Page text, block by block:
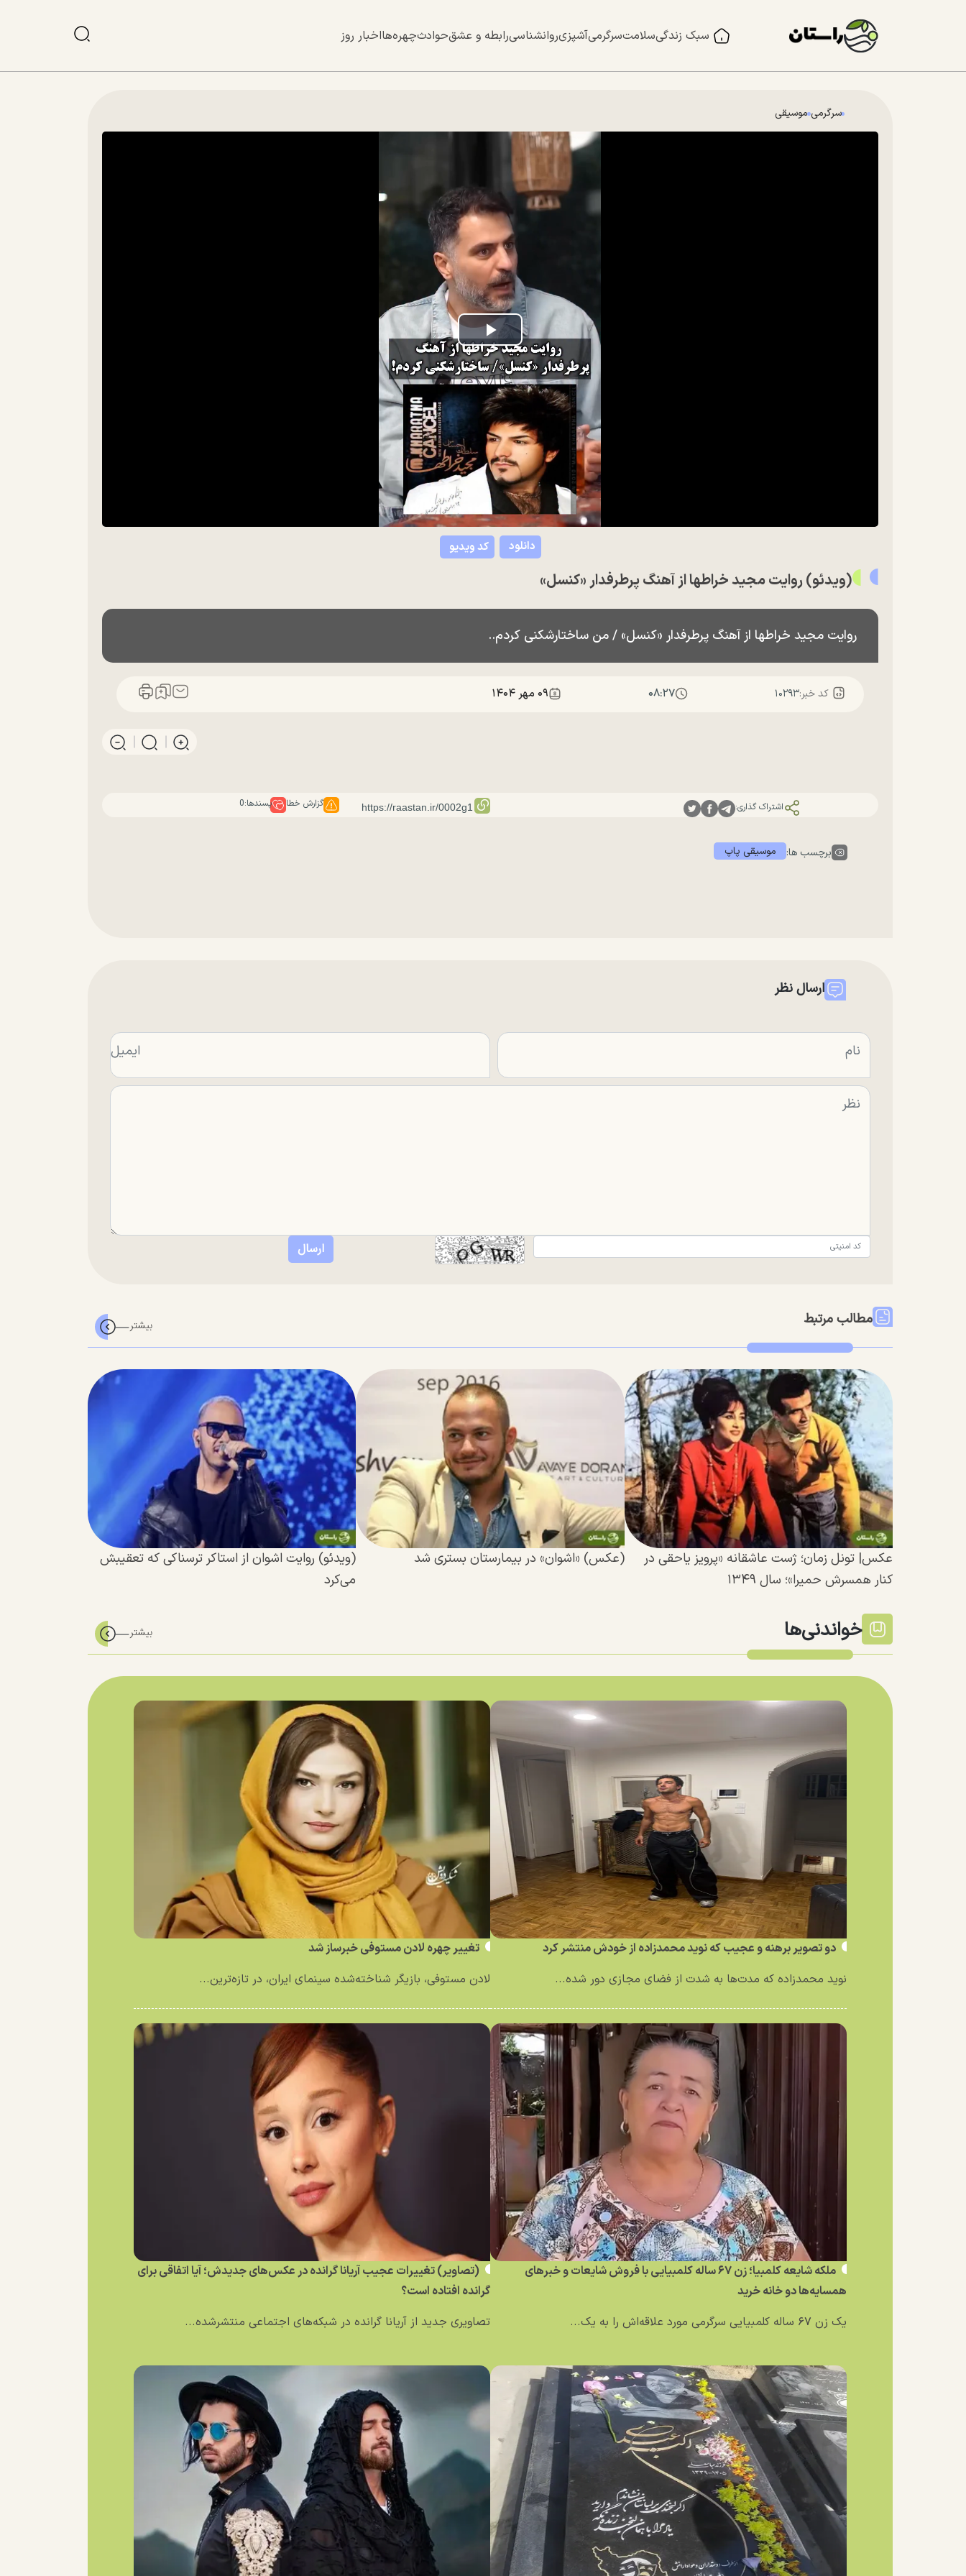
سبک زندگیسلامتسرگرمیآشپزیروانشناسیرابطه و عشقحوادثچهره‌هااخبار روز
سرگرمی موسیقی
Play
Video
کد ویدیو دانلود
(ویدئو) روایت مجید خراطها از آهنگ پرطرفدار «کنسل»
روایت مجید خراطها از آهنگ پرطرفدار «کنسل» / من ساختارشکنی کردم..
کد خبر:۱۰۲۹۳ ۰۸:۲۷ ۰۹ مهر ۱۴۰۴
اشتراک گذاری: گزارش خطا پسندها:0
برچسب ها: موسیقی پاپ
ارسال نظر
مطالب مرتبط
عکس| تونل زمان؛ ژست عاشقانه «پرویز یاحقی در
کنار همسرش حمیرا»؛ سال ۱۳۴۹
(عکس) «اشوان» در بیمارستان بستری شد
(ویدئو) روایت اشوان از استاکر ترسناکی که تعقیبش
می‌کرد
خواندنی‌ها
دو تصویر برهنه و عجیب که نوید محمدزاده از خودش منتشر کرد
نوید محمدزاده که مدت‌ها به شدت از فضای مجازی دور شده...
تغییر چهره لادن مستوفی خبرساز شد
لادن مستوفی، بازیگر شناخته‌شده سینمای ایران، در تازه‌ترین...
ملکه شایعه کلمبیا؛ زن ۶۷ ساله کلمبیایی با فروش شایعات و خبر‌های
همسایه‌ها دو خانه خرید
یک زن ۶۷ ساله کلمبیایی سرگرمی مورد علاقه‌اش را به یک...
(تصاویر) تغییرات عجیب آریانا گرانده در عکس‌های جدیدش؛ آیا اتفاقی برای
گرانده افتاده است؟
تصاویری جدید از آریانا گرانده در شبکه‌های اجتماعی منتشرشده...